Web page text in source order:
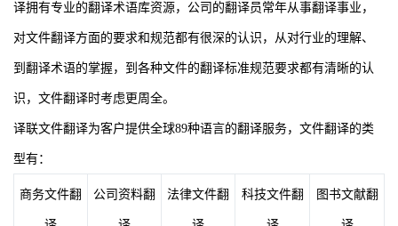
译拥有专业的翻译术语库资源，公司的翻译员常年从事翻译事业，
对文件翻译方面的要求和规范都有很深的认识，从对行业的理解、
到翻译术语的掌握，到各种文件的翻译标准规范要求都有清晰的认
识，文件翻译时考虑更周全。
译联文件翻译为客户提供全球89种语言的翻译服务，文件翻译的类
型有：
商务文件翻 公司资料翻 法律文件翻 科技文件翻 图书文献翻